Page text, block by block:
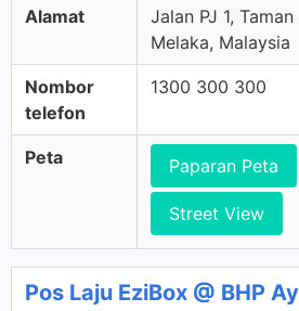
Alamat
Jalan PJ 1,
Melaka, Malaysia
Nombor
telefon
1300 300 300
Peta Paparan Peta
Street View
Pos Laju EziBox @ BHP